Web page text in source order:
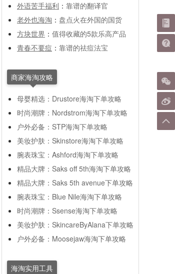
外语苦手福利 ： 靠谱的翻译官
老外也海淘 ： 盘点火在外国的国货
方块世界 ： 值得收藏的5款乐高产品
青春不要痘 ： 靠谱的祛痘法宝
商家海淘攻略
母婴精选：Drustore海淘下单攻略
时尚潮牌：Nordstrom海淘下单攻略
户外必备：STP海淘下单攻略
美妆护肤：Skinstore海淘下单攻略
腕表珠宝：Ashford海淘下单攻略
精品大牌：Saks off 5th海淘下单攻略
精品大牌：Saks 5th avenue下单攻略
腕表珠宝：Blue Nile海淘下单攻略
时尚潮牌：Ssense海淘下单攻略
美妆护肤：SkincareByAlana下单攻略
户外必备：Moosejaw海淘下单攻略
海淘实用工具